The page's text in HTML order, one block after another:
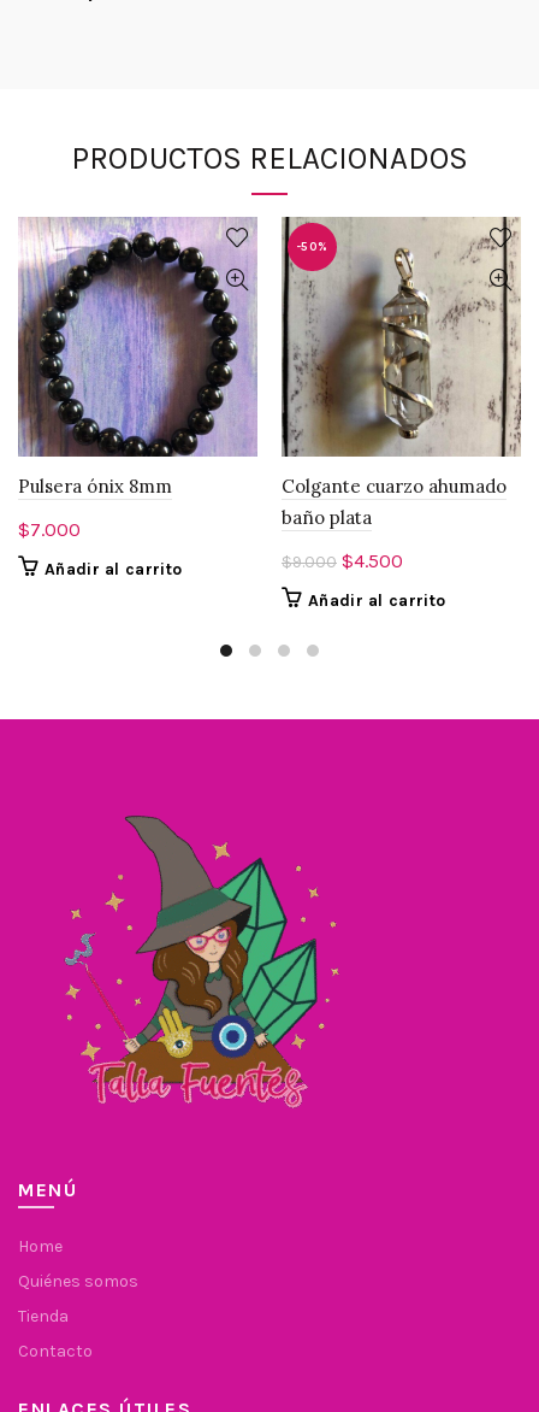
PRODUCTOS RELACIONADOS
Pulsera ónix 8mm
$7.000
Añadir al carrito
-50%
Colgante cuarzo ahumado
baño plata
$9.000 El
precio
$4.500
precio
Añadir al carrito
MENÚ
Home
Quiénes somos
Tienda
Contacto